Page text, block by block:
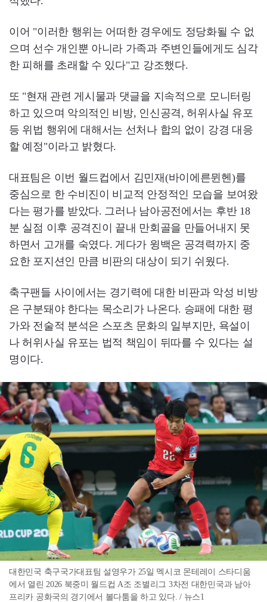
이어 "이러한 행위는 어떠한 경우에도 정당화될 수 없
으며 선수 개인뿐 아니라 가족과 주변인들에게도 심각
한 피해를 초래할 수 있다"고 강조했다.
또 "현재 관련 게시물과 댓글을 지속적으로 모니터링
하고 있으며 악의적인 비방, 인신공격, 허위사실 유포
등 위법 행위에 대해서는 선처나 합의 없이 강경 대응
할 예정"이라고 밝혔다.
대표팀은 이번 월드컵에서 김민재(바이에른뮌헨)를
중심으로 한 수비진이 비교적 안정적인 모습을 보여왔
다는 평가를 받았다. 그러나 남아공전에서는 후반 18
분 실점 이후 공격진이 끝내 만회골을 만들어내지 못
하면서 고개를 숙였다. 게다가 윙백은 공격력까지 중
요한 포지션인 만큼 비판의 대상이 되기 쉬웠다.
축구팬들 사이에서는 경기력에 대한 비판과 악성 비방
은 구분돼야 한다는 목소리가 나온다. 승패에 대한 평
가와 전술적 분석은 스포츠 문화의 일부지만, 욕설이
나 허위사실 유포는 법적 책임이 뒤따를 수 있다는 설
명이다.
대한민국 축구국가대표팀 설영우가 25일 멕시코 몬테레이 스타디움
에서 열린 2026 북중미 월드컵 A조 조별리그 3차전 대한민국과 남아
프리카 공화국의 경기에서 볼다툼을 하고 있다. / 뉴스1